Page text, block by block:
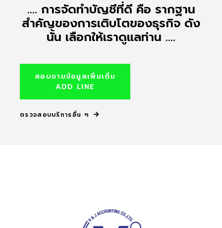
.... การจัดทำบัญชีที่ดี คือ รากฐาน
สำคัญของการเติบโตของธุรกิจ ดัง
นั้น เลือกให้เราดูแลท่าน ....
สอบถามข้อมูลเพิ่มเติ่ม
ADD LINE
ตรวจสอบบริการอื่น ๆ